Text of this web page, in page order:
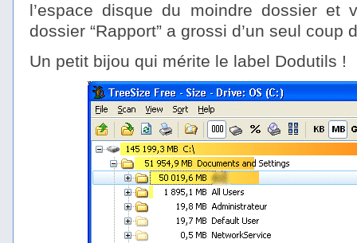
l’espace disque du moindre dossier et
dossier “Rapport” a grossi d’un seul coup
Un petit bijou qui mérite le label Dodutils !